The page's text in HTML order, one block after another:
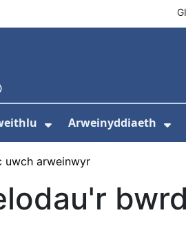
Arweinyddiaeth
uwch arweinwyr